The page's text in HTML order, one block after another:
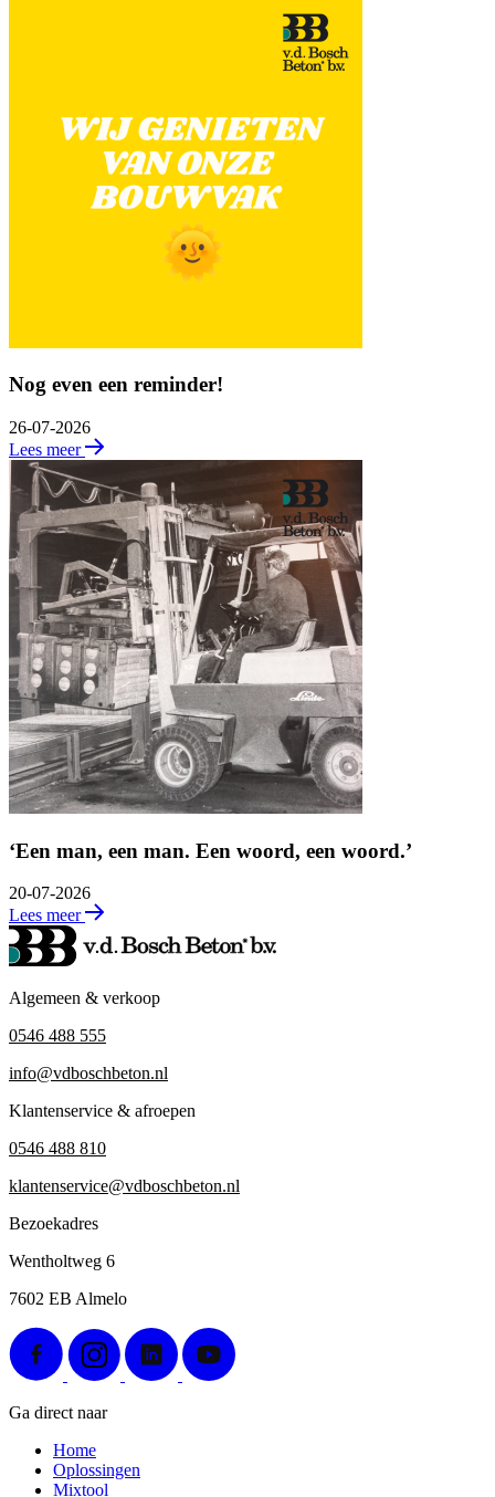
Nog even een reminder!
26-07-2026
Lees meer
‘Een man, een man. Een woord, een woord.’
20-07-2026
Lees meer
Algemeen & verkoop
0546 488 555
info@vdboschbeton.nl
Klantenservice & afroepen
0546 488 810
klantenservice@vdboschbeton.nl
Bezoekadres
Wentholtweg 6
7602 EB Almelo
Ga direct naar
Home
Oplossingen
Mixtool